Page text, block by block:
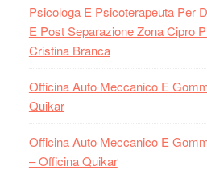
Psicologa E Psicoterapeuta Per
E Post Separazione Zona Cipro
Cristina Branca
Officina Auto Meccanico E
Quikar
Officina Auto Meccanico E
– Officina Quikar